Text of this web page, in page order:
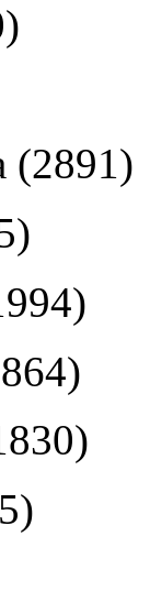
(2891)